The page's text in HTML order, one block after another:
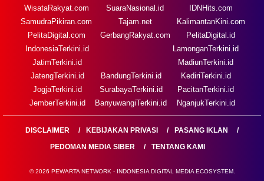
WisataRakyat.com
SamudraPikiran.com
PelitaDigital.com
SuaraNasional.id
Tajam.net
GerbangRakyat.com
IDNHits.com
KalimantanKini.com
PelitaDigital.id
IndonesiaTerkini.id
JatimTerkini.id
JatengTerkini.id
JogjaTerkini.id
JemberTerkini.id
BandungTerkini.id
SurabayaTerkini.id
BanyuwangiTerkini.id
LamonganTerkini.id
MadiunTerkini.id
KediriTerkini.id
PacitanTerkini.id
NganjukTerkini.id
DISCLAIMER KEBIJAKAN PRIVASI
PASANG IKLAN
PEDOMAN MEDIA SIBER
TENTANG KAMI
© 2026 PEWARTA NETWORK - INDONESIA DIGITAL MEDIA ECOSYSTEM.